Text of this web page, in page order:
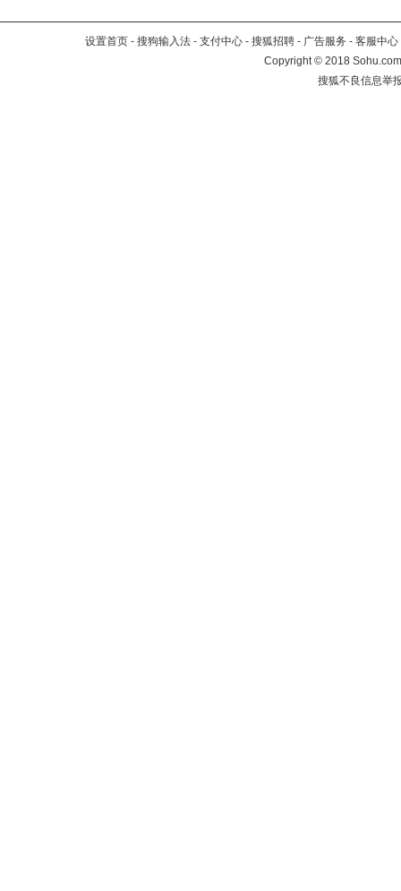
设置首页 - 搜狗输入法 - 支付中心 - 搜狐招聘 - 广告服务 - 客服中心
Copyright©2018
搜狐不良信息举